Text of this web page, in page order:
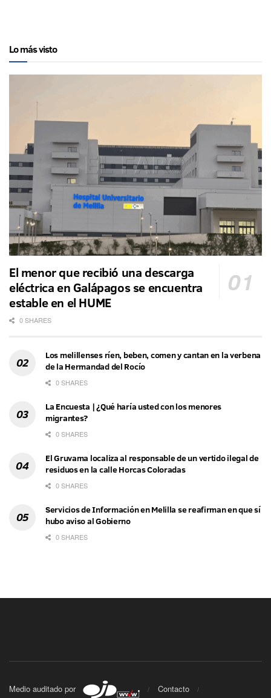
Lo más visto
El menor que recibió una descarga
eléctrica en Galápagos se encuentra
estable en el HUME
0 SHARES
Los melillenses ríen, beben, comen y cantan en la verbena
de la Hermandad del Rocío
0 SHARES
La Encuesta | ¿Qué haría usted con los menores
migrantes?
0 SHARES
El Gruvama localiza al responsable de un vertido ilegal de
residuos en la calle Horcas Coloradas
0 SHARES
Servicios de Información en Melilla se reafirman en que sí
hubo aviso al Gobierno
0 SHARES
Medio auditado por
Contacto